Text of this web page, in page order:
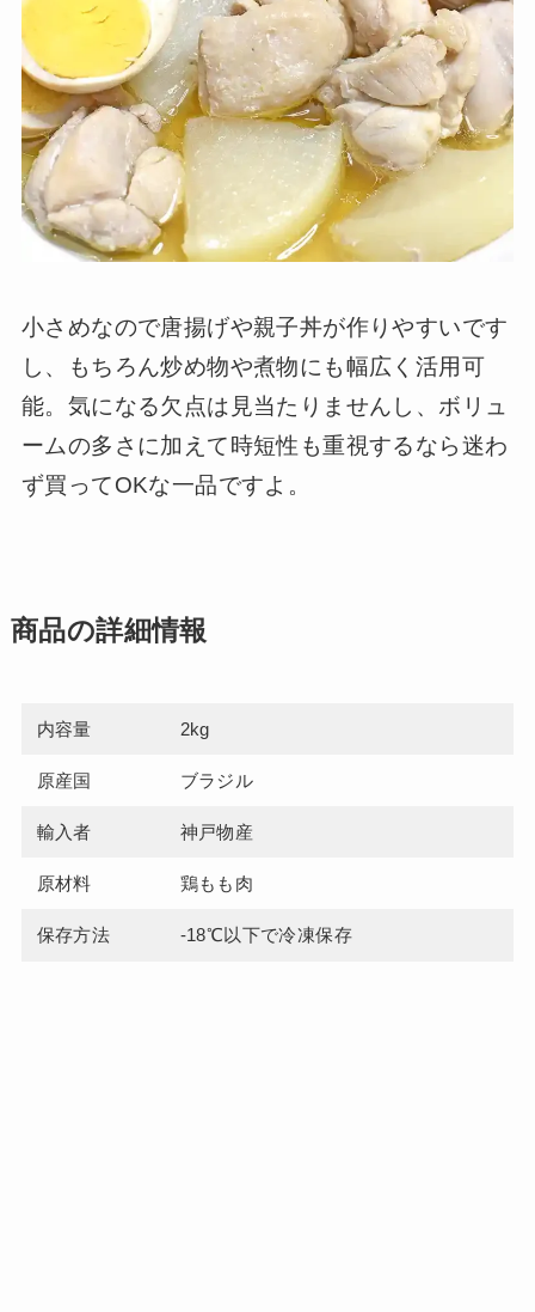
小さめなので唐揚げや親子丼が作りやすいです
し、もちろん炒め物や煮物にも幅広く活用可
能。気になる欠点は見当たりませんし、ボリュ
ームの多さに加えて時短性も重視するなら迷わ
ず買ってOKな一品ですよ。
商品の詳細情報
内容量 2kg
原産国 ブラジル
輸入者 神戸物産
原材料 鶏もも肉
保存方法 -18℃以下で冷凍保存